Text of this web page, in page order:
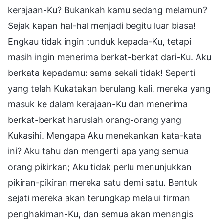
kerajaan-Ku? Bukankah kamu sedang melamun?
Sejak kapan hal-hal menjadi begitu luar biasa!
Engkau tidak ingin tunduk kepada-Ku, tetapi
masih ingin menerima berkat-berkat dari-Ku. Aku
berkata kepadamu: sama sekali tidak! Seperti
yang telah Kukatakan berulang kali, mereka yang
masuk ke dalam kerajaan-Ku dan menerima
berkat-berkat haruslah orang-orang yang
Kukasihi. Mengapa Aku menekankan kata-kata
ini? Aku tahu dan mengerti apa yang semua
orang pikirkan; Aku tidak perlu menunjukkan
pikiran-pikiran mereka satu demi satu. Bentuk
sejati mereka akan terungkap melalui firman
penghakiman-Ku, dan semua akan menangis